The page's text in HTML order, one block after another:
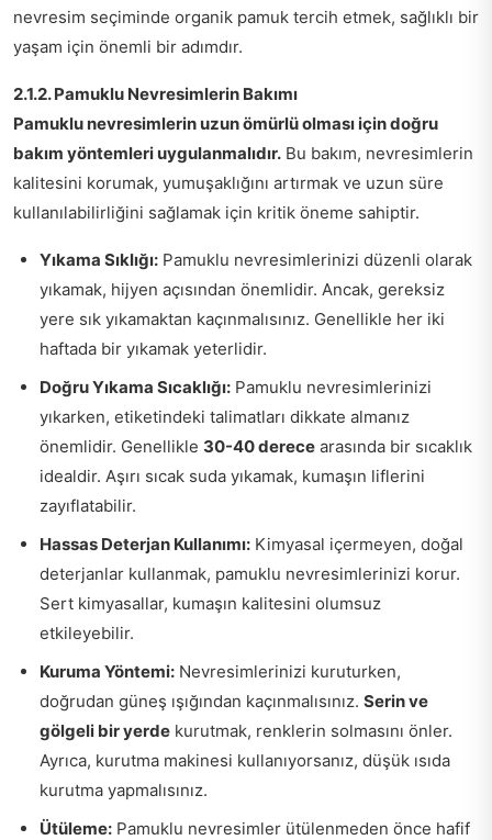
nevresim seçiminde organik pamuk tercih etmek, sağlıklı bir
yaşam için önemli bir adımdır.
2.1.2. Pamuklu Nevresimlerin Bakımı
Pamuklu nevresimlerin uzun ömürlü olması için doğru
bakım yöntemleri uygulanmalıdır. Bu bakım, nevresimlerin
kalitesini korumak, yumuşaklığını artırmak ve uzun süre
kullanılabilirliğini sağlamak için kritik öneme sahiptir.
Yıkama Sıklığı: Pamuklu nevresimlerinizi düzenli olarak
yıkamak, hijyen açısından önemlidir. Ancak, gereksiz
yere sık yıkamaktan kaçınmalısınız. Genellikle her iki
haftada bir yıkamak yeterlidir.
Doğru Yıkama Sıcaklığı: Pamuklu nevresimlerinizi
yıkarken, etiketindeki talimatları dikkate almanız
önemlidir. Genellikle 30-40 derece arasında bir sıcaklık
idealdir. Aşırı sıcak suda yıkamak, kumaşın liflerini
zayıflatabilir.
Hassas Deterjan Kullanımı: Kimyasal içermeyen, doğal
deterjanlar kullanmak, pamuklu nevresimlerinizi korur.
Sert kimyasallar, kumaşın kalitesini olumsuz
etkileyebilir.
Kuruma Yöntemi: Nevresimlerinizi kuruturken,
doğrudan güneş ışığından kaçınmalısınız. Serin ve
gölgeli bir yerde kurutmak, renklerin solmasını önler.
Ayrıca, kurutma makinesi kullanıyorsanız, düşük ısıda
kurutma yapmalısınız.
Ütüleme: Pamuklu nevresimler ütülenmeden önce hafif